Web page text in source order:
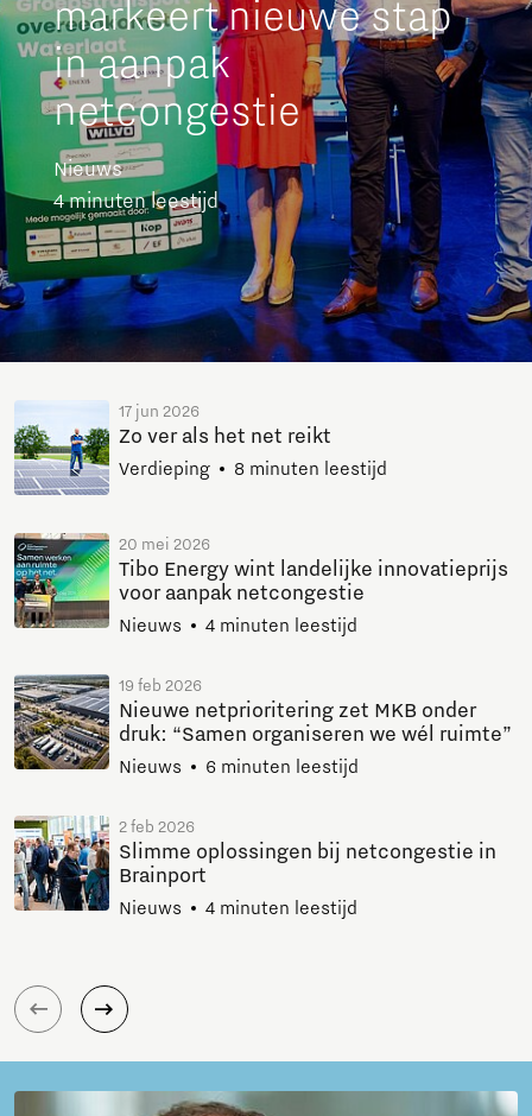
markeert nieuwe stap
in aanpak
netcongestie
Nieuws
4 minuten leestijd
17 jun 2026
Zo ver als het net reikt
Verdieping 8 minuten leestijd
20 mei 2026
Tibo Energy wint landelijke innovatieprijs
voor aanpak netcongestie
Nieuws 4 minuten leestijd
19 feb 2026
Nieuwe netprioritering zet MKB onder
druk: “Samen organiseren we wél ruimte”
Nieuws 6 minuten leestijd
2 feb 2026
Slimme oplossingen bij netcongestie in
Brainport
Nieuws 4 minuten leestijd